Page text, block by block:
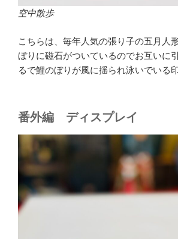
空中散歩
こちらは、毎年人気の張り子の五月人
ぼりに磁石がついているのでお互いに
るで鯉のぼりが風に揺られ泳いでいる
番外編 ディスプレイ